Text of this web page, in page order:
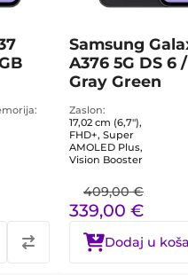
Samsung
A376 5G DS 6
Gray Green
Zaslon
17,02 cm (6,7"),
FHD+, Super
AMOLED Plus,
Vision Booster
409,00 €
339,00 €
Dodaj u